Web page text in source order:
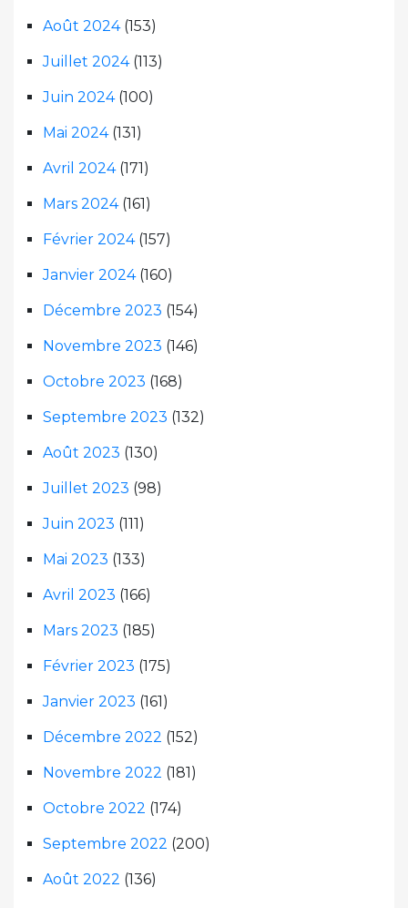
Août 2024(153)
Juillet 2024(113)
Juin 2024(100)
Mai 2024(131)
Avril 2024(171)
Mars 2024(161)
Février 2024(157)
Janvier 2024(160)
Décembre 2023 (154)
Novembre 2023 (146)
Octobre 2023 (168)
Septembre 2023 (132)
Août 2023 (130)
Juillet 2023 (98)
Juin 2023 (111)
Mai 2023 (133)
Avril 2023 (166)
Mars 2023 (185)
Février 2023 (175)
Janvier 2023 (161)
Décembre 2022 (152)
Novembre 2022 (181)
Octobre 2022 (174)
Septembre 2022 (200)
Août 2022 (136)